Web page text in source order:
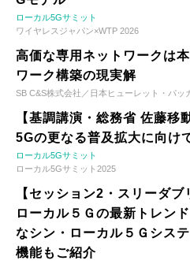
ローカル5Gサミット
ワイヤレスジャパン×WTP 2026
高価な専用ネットワークは
ワーク構築の現実解
SB C&S株式会社／日本ヒューレット・パッ
【基調講演・総務省 佐藤移
5Gの更なる普及拡大に向け
ローカル5Gサミット
ローカル5Gサミット2025
【セッション2・スリーダ
ローカル５Ｇの最新トレン
なシン・ローカル５Ｇシス
機能もご紹介